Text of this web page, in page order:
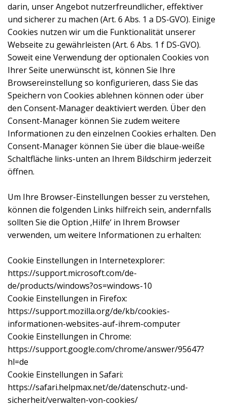
darin, unser Angebot nutzerfreundlicher, effektiver
und sicherer zu machen (Art. 6 Abs. 1 a DS-GVO). Einige
Cookies nutzen wir um die Funktionalität unserer
Webseite zu gewährleisten (Art. 6 Abs. 1 f DS-GVO).
Soweit eine Verwendung der optionalen Cookies von
Ihrer Seite unerwünscht ist, können Sie Ihre
Browsereinstellung so konfigurieren, dass Sie das
Speichern von Cookies ablehnen können oder über
den Consent-Manager deaktiviert werden. Über den
Consent-Manager können Sie zudem weitere
Informationen zu den einzelnen Cookies erhalten. Den
Consent-Manager können Sie über die blaue-weiße
Schaltfläche links-unten an Ihrem Bildschirm jederzeit
öffnen.
Um Ihre Browser-Einstellungen besser zu verstehen,
können die folgenden Links hilfreich sein, andernfalls
sollten Sie die Option ‚Hilfe‘ in Ihrem Browser
verwenden, um weitere Informationen zu erhalten:
Cookie Einstellungen in Internetexplorer:
https://support.microsoft.com/de-
de/products/windows?os=windows-10
Cookie Einstellungen in Firefox:
https://support.mozilla.org/de/kb/cookies-
informationen-websites-auf-ihrem-computer
Cookie Einstellungen in Chrome:
https://support.google.com/chrome/answer/95647?
hl=de
Cookie Einstellungen in Safari:
https://safari.helpmax.net/de/datenschutz-und-
sicherheit/verwalten-von-cookies/